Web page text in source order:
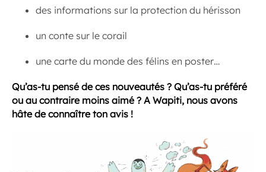
des informations sur la protection du hérisson
un conte sur le corail
une carte du monde des félins en poster…
Qu’as-tu pensé de ces nouveautés ? Qu’as-tu préféré
ou au contraire moins aimé ? A Wapiti, nous avons
hâte de connaître ton avis !